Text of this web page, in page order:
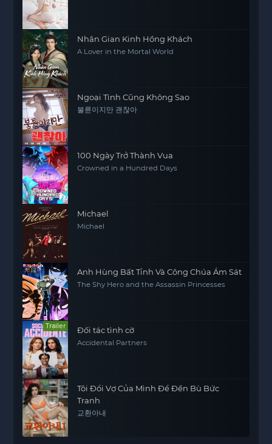
Nhân Gian Kinh Hồng Khách
A Lover in the Mortal World
Ngoại Tình Cũng Không Sao
불륜이지만 괜찮아
100 Ngày Trở Thành Vua
Crowned in a Hundred Days
Michael
Michael
Anh Hùng Bất Tỉnh Và Công Chúa Ám Sát
The Shy Hero and the Assassin Princesses
Trailer Đối tác tình cờ
Accidental Partners
Tôi Đổi Vợ Của Mình Để Đền Bù Bức
Tranh
교환아내